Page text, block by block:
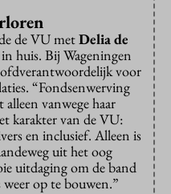
de VU metDelia de
huis. Bij Wageningen
voor
“Fondsenwerving
vanwege haar
karakter van de VU:
en inclusief. Alleen is
uit het oog
uitdaging om de band
op te bouwen.”